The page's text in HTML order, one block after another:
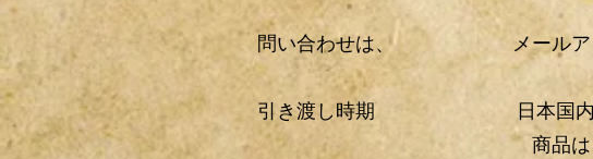
問い合わせは、 メールアド
引き渡し時期 日本国内の場合
商品は１４日以内